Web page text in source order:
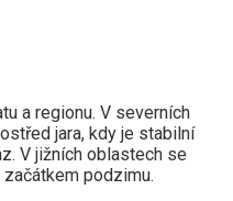
a regionu. V severních
jara, kdy je stabilní
V jižních oblastech se
podzimu.